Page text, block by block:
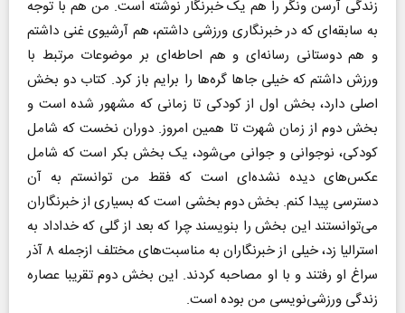
زندگی آرسن ونگر را هم یک خبرنگار نوشته است. من هم با توجه
به سابقه‌ای که در خبرنگاری ورزشی داشتم، هم آرشیوی غنی داشتم
و هم دوستانی رسانه‌ای و هم احاطه‌ای بر موضوعات مرتبط با
ورزش داشتم که خیلی جاها گره‌ها را برایم باز کرد. کتاب دو بخش
اصلی دارد، بخش اول از کودکی تا زمانی که مشهور شده است و
بخش دوم از زمان شهرت تا همین امروز. دوران نخست که شامل
کودکی، نوجوانی و جوانی می‌شود، یک بخش بکر است که شامل
عکس‌های دیده نشده‌ای است که فقط من توانستم به آن
دسترسی پیدا کنم. بخش دوم بخشی است که بسیاری از خبرنگاران
می‌توانستند این بخش را بنویسند چرا که بعد از گلی که خداداد به
استرالیا زد، خیلی از خبرنگاران به مناسبت‌های مختلف ازجمله ۸ آذر
سراغ او رفتند و با او مصاحبه کردند. این بخش دوم تقریبا عصاره
زندگی ورزشی‌نویسی من بوده است.